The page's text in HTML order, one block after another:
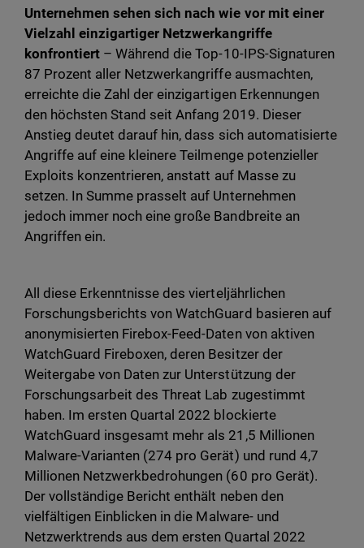
Unternehmen sehen sich nach wie vor mit einer
Vielzahl einzigartiger Netzwerkangriffe
konfrontiert – Während die Top-10-IPS-Signaturen
87 Prozent aller Netzwerkangriffe ausmachten,
erreichte die Zahl der einzigartigen Erkennungen
den höchsten Stand seit Anfang 2019. Dieser
Anstieg deutet darauf hin, dass sich automatisierte
Angriffe auf eine kleinere Teilmenge potenzieller
Exploits konzentrieren, anstatt auf Masse zu
setzen. In Summe prasselt auf Unternehmen
jedoch immer noch eine große Bandbreite an
Angriffen ein.
All diese Erkenntnisse des vierteljährlichen
Forschungsberichts von WatchGuard basieren auf
anonymisierten Firebox-Feed-Daten von aktiven
WatchGuard Fireboxen, deren Besitzer der
Weitergabe von Daten zur Unterstützung der
Forschungsarbeit des Threat Lab zugestimmt
haben. Im ersten Quartal 2022 blockierte
WatchGuard insgesamt mehr als 21,5 Millionen
Malware-Varianten (274 pro Gerät) und rund 4,7
Millionen Netzwerkbedrohungen (60 pro Gerät).
Der vollständige Bericht enthält neben den
vielfältigen Einblicken in die Malware- und
Netzwerktrends aus dem ersten Quartal 2022